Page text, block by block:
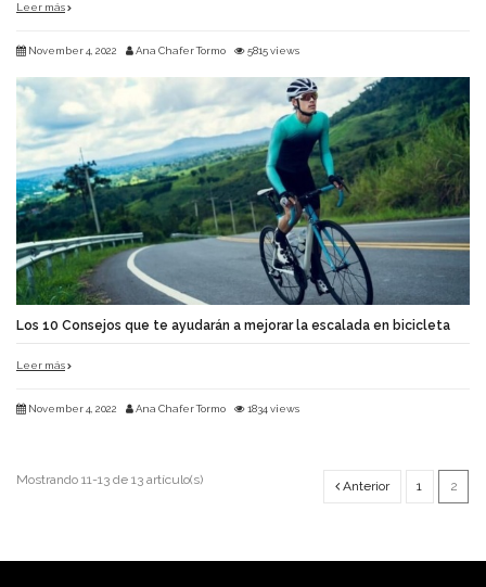
Leer más
November 4, 2022 Ana Chafer Tormo 5815 views
Los 10 Consejos que te ayudarán a mejorar la escalada en bicicleta
Leer más
November 4, 2022 Ana Chafer Tormo 1834 views
Mostrando 11-13 de 13 artículo(s) Anterior 1 2